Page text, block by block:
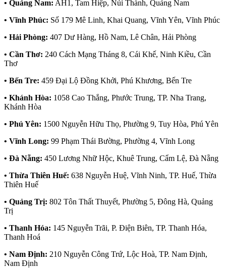
• Quảng Nam: AH1, Tam Hiệp, Núi Thành, Quảng Nam
• Vĩnh Phúc: Số 179 Mê Linh, Khai Quang, Vĩnh Yên, Vĩnh Phúc
• Hải Phòng: 407 Dư Hàng, Hồ Nam, Lê Chân, Hải Phòng
• Cần Thơ: 240 Cách Mạng Tháng 8, Cái Khế, Ninh Kiều, Cần
Thơ
• Bến Tre: 459 Đại Lộ Đồng Khởi, Phú Khương, Bến Tre
• Khánh Hòa: 1058 Cao Thắng, Phước Trung, TP. Nha Trang,
Khánh Hòa
• Phú Yên: 1500 Nguyễn Hữu Thọ, Phường 9, Tuy Hòa, Phú Yên
• Vĩnh Long: 99 Phạm Thái Bường, Phường 4, Vĩnh Long
• Đà Nẵng: 450 Lương Nhữ Hộc, Khuê Trung, Cẩm Lệ, Đà Nẵng
• Thừa Thiên Huế: 638 Nguyễn Huệ, Vĩnh Ninh, TP. Huế, Thừa
Thiên Huế
• Quảng Trị: 802 Tôn Thất Thuyết, Phường 5, Đông Hà, Quảng
Trị
• Thanh Hóa: 145 Nguyễn Trãi, P. Điện Biên, TP. Thanh Hóa,
Thanh Hoá
• Nam Định: 210 Nguyễn Công Trứ, Lộc Hoà, TP. Nam Định,
Nam Định